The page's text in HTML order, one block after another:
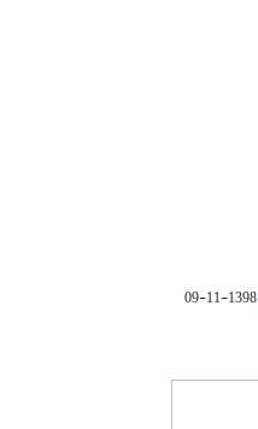
1398-11-09